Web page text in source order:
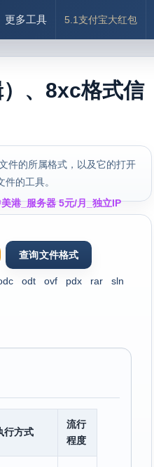
更多工具 5.1支付宝大红包
、8xc格式信
件的所属格式，以及它的打开
的工具。
港_服务器 5元/月_独立IP
odt ovf pdx rar
sln
行方式
流行
程度